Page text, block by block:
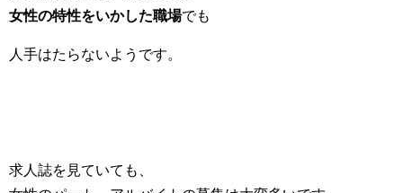
女性の特性をいかした職場でも
人手はたらないようです。
求人誌を見ていても、